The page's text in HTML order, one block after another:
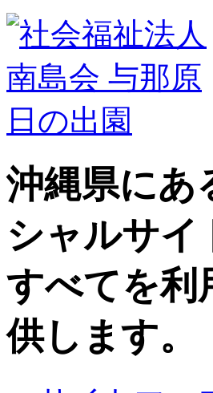
沖縄県に
シャルサイ
すべてを利
供します。